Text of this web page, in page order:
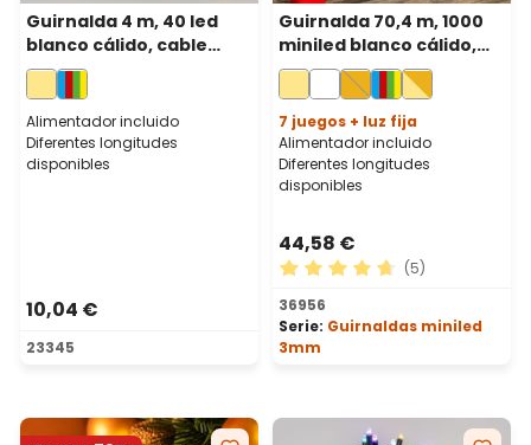
Guirnalda 4 m, 40 led
blanco cálido, cable
verde
Alimentador incluido
Diferentes longitudes
disponibles
10,04 €
23345
Guirnalda 70,4 m, 1000
miniled blanco cálido,
cable verde
7 juegos + luz fija
Alimentador incluido
Diferentes longitudes
disponibles
44,58 €
Calificación promedio de
(5)
36956
Serie: Guirnaldas miniled
3mm